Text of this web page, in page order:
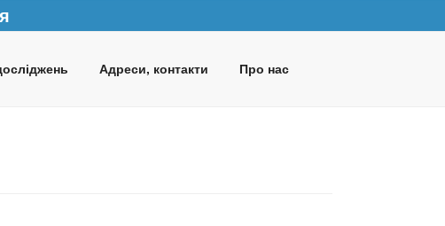
Адреси, контакти Про нас